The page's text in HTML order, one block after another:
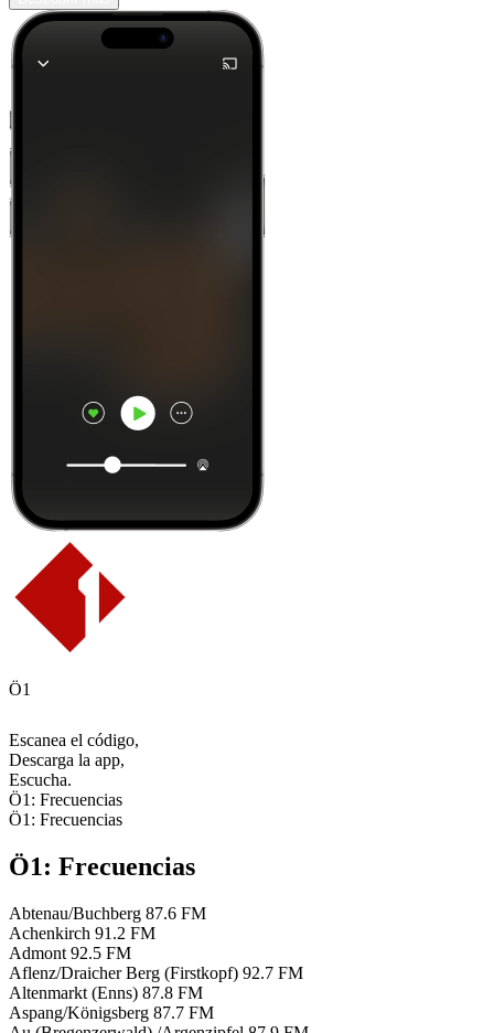
Ö1
Escanea el código,
Descarga la app,
Escucha.
Ö1: Frecuencias
Ö1: Frecuencias
Ö1: Frecuencias
Abtenau/Buchberg 87.6 FM
Achenkirch 91.2 FM
Admont 92.5 FM
Aflenz/Draicher Berg (Firstkopf) 92.7 FM
Altenmarkt (Enns) 87.8 FM
Aspang/Königsberg 87.7 FM